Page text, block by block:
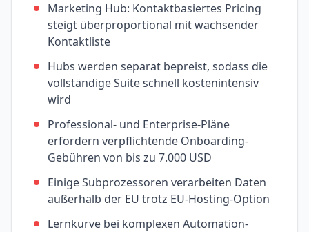
Marketing Hub: Kontaktbasiertes Pricing
steigt überproportional mit wachsender
Kontaktliste
Hubs werden separat bepreist, sodass die
vollständige Suite schnell kostenintensiv
wird
Professional- und Enterprise-Pläne
erfordern verpflichtende Onboarding-
Gebühren von bis zu 7.000 USD
Einige Subprozessoren verarbeiten Daten
außerhalb der EU trotz EU-Hosting-Option
Lernkurve bei komplexen Automation-